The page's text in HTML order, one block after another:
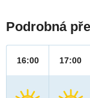
Podrobná
16:00 17:00